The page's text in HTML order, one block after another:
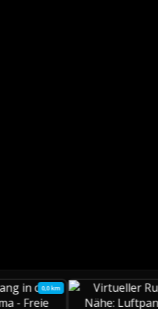
0,0 km